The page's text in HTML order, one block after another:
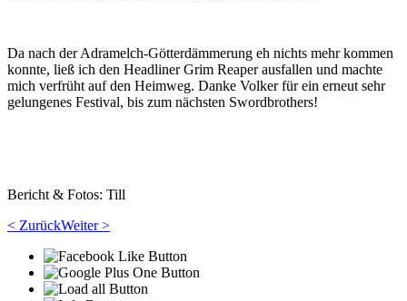
Da nach der Adramelch-Götterdämmerung eh nichts mehr kommen
konnte, ließ ich den Headliner Grim Reaper ausfallen und machte
mich verfrüht auf den Heimweg. Danke Volker für ein erneut sehr
gelungenes Festival, bis zum nächsten Swordbrothers!
Bericht & Fotos: Till
< ZurückWeiter >